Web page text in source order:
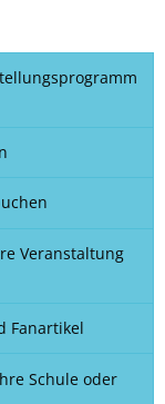
Veranstaltung
Fanartikel
Schule oder